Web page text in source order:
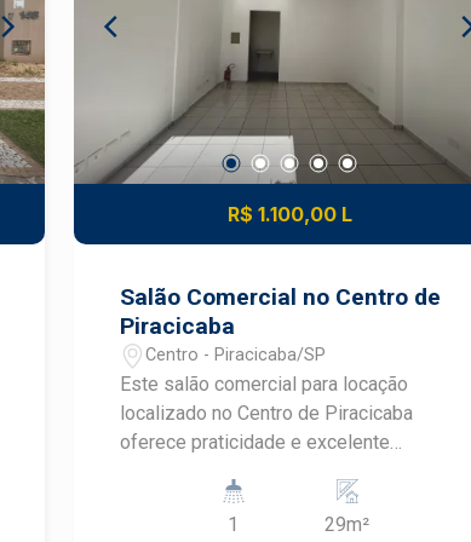
terreno com estrutura de lazer
completa, piscina adulto e infantil,
sauna seca e úmida, academia,
playground, bicicletário, quadra de
squash, quadra poliesportiva com
arquibancada, sala de jogos, espaço
1 na área externa com duas
R$ 1.100,00 L
Salão Comercial no Centro de
Piracicaba
Centro - Piracicaba/SP
Este salão comercial para locação
localizado no Centro de Piracicaba
oferece praticidade e excelente
profissionais que buscam visibilidade e
fácil acesso. Com ambiente funcional,
1
29m²